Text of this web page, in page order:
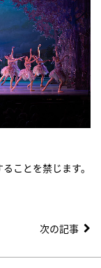
ことを禁じます。
次の記事